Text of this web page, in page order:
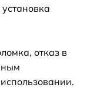
отказ в